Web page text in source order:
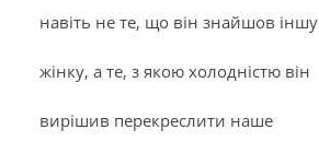
навіть не те, що він знайшов іншу
жінку, а те, з якою холодністю він
вирішив перекреслити наше